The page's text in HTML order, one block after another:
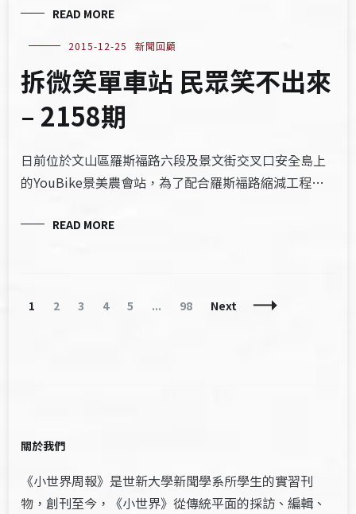
READ MORE
2015-12-25 新聞回顧
拆微笑單車站 民眾笑不出來
– 2158期
日前位於文山區羅斯福路六段及景文街交叉口安全島上
的YouBike景美農會站，為了配合羅斯福路縮減工程…
READ MORE
Posts
Page
1 Page
2 Page
3 Page
4 Page
5 ... Page
98 Next
關於我們
《小世界周報》是世新大學新聞學系所學生的實習刊
物，創刊至今，《小世界》從傳統平面的採訪、編輯、